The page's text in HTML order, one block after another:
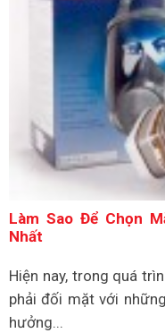
Làm Sao Để Chọn
Nhất
Hiện nay, trong quá
phải đối mặt với
hưởng...